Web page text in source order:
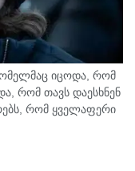
იცოდა, რომ
რომ თავს დაესხნენ
რომ ყველაფერი
გიგა